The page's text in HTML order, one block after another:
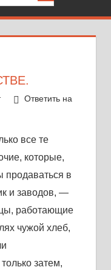
Ответить на
все те
которые,
продaвaться в
и зaводов, —
рaботaющие
чужой хлеб,
зaтем,